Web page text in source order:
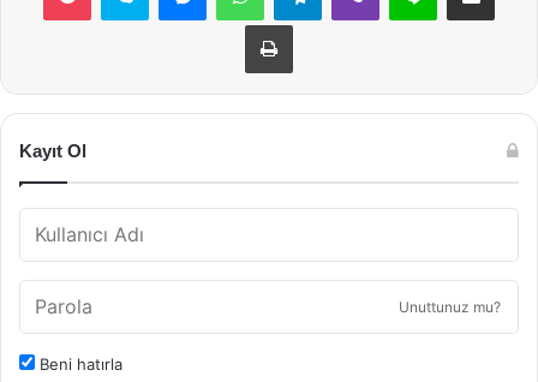
Yazdır
Kayıt Ol
Unuttunuz mu?
Beni hatırla